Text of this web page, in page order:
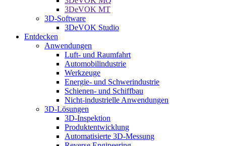
3DeVOK MT
3D-Software
3DeVOK Studio
Entdecken
Anwendungen
Luft- und Raumfahrt
Automobilindustrie
Werkzeuge
Energie- und Schwerindustrie
Schienen- und Schiffbau
Nicht-industrielle Anwendungen
3D-Lösungen
3D-Inspektion
Produktentwicklung
Automatisierte 3D-Messung